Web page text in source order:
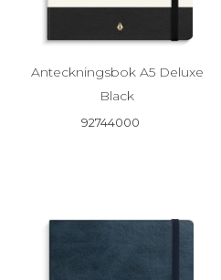
Anteckningsbok A5 Deluxe
Black
92744000